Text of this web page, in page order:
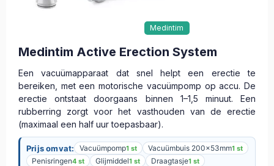
Medintim
Medintim Active Erection System
Een vacuümapparaat dat snel helpt een erectie te
bereiken, met een motorische vacuümpomp op accu. De
erectie ontstaat doorgaans binnen 1–1,5 minuut. Een
rubberring zorgt voor het vasthouden van de erectie
(maximaal een half uur toepasbaar).
Prijs omvat: Vacuümpomp1 st Vacuümbuis 200x53mm1 st
Penisringen4 st Glijmiddel1 st Draagtasje1 st